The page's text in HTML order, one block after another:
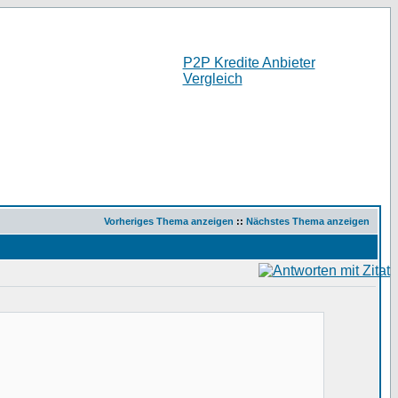
P2P Kredite Anbieter
Vergleich
Vorheriges Thema anzeigen :: Nächstes Thema anzeigen